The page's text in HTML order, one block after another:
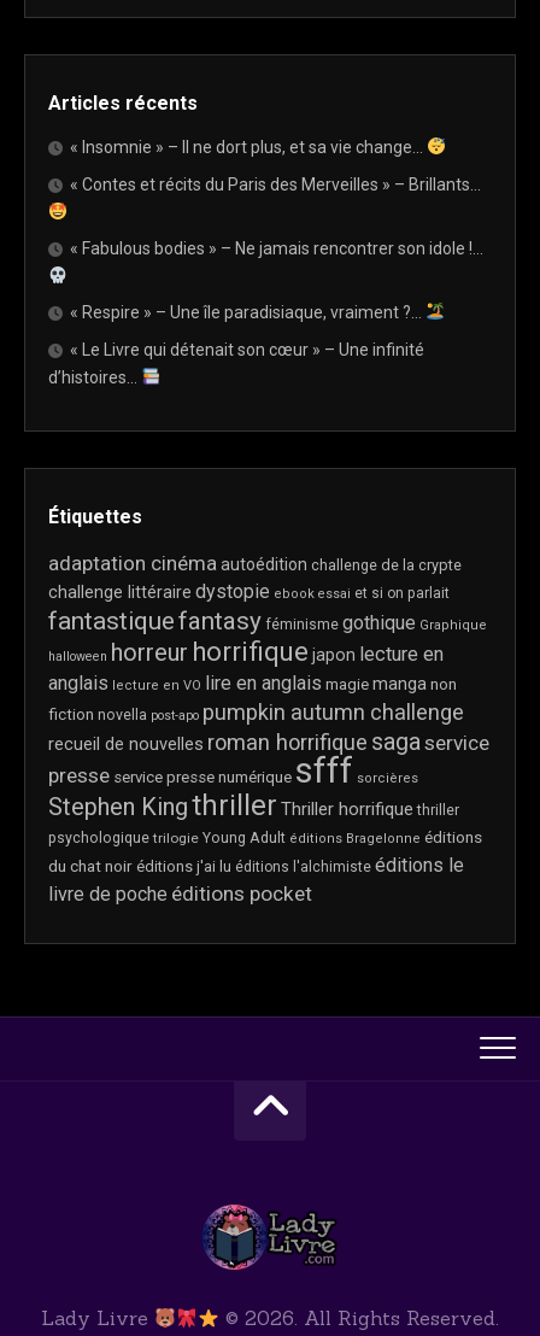
Articles récents
« Insomnie » – Il ne dort plus, et sa vie change…
« Contes et récits du Paris des Merveilles » – Brillants…
« Fabulous bodies » – Ne jamais rencontrer son idole !…
« Respire » – Une île paradisiaque, vraiment ?…
« Le Livre qui détenait son cœur » – Une infinité
d’histoires…
Étiquettes
adaptation cinémaautoédition challenge de la crypte
challenge littéraire dystopie ebook essai et si on parlait
fantastiquefantasy féminisme gothique Graphique
halloween horreur horrifique japon lecture en
anglais lecture en VO lire en anglais magie manga non
fiction novella post-apo pumpkin autumn challenge
recueil de nouvelles roman horrifique sagaservice
presse service presse numérique sfff sorcières
Stephen Kingthriller Thriller horrifique thriller
psychologique trilogie Young Adult éditions Bragelonne éditions
du chat noir éditions j'ai lu éditions l'alchimiste éditions le
livre de poche éditions pocket
Lady Livre © 2026. All Rights Reserved.